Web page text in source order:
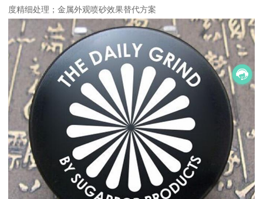
度精细处理；金属外观喷砂效果替代方案